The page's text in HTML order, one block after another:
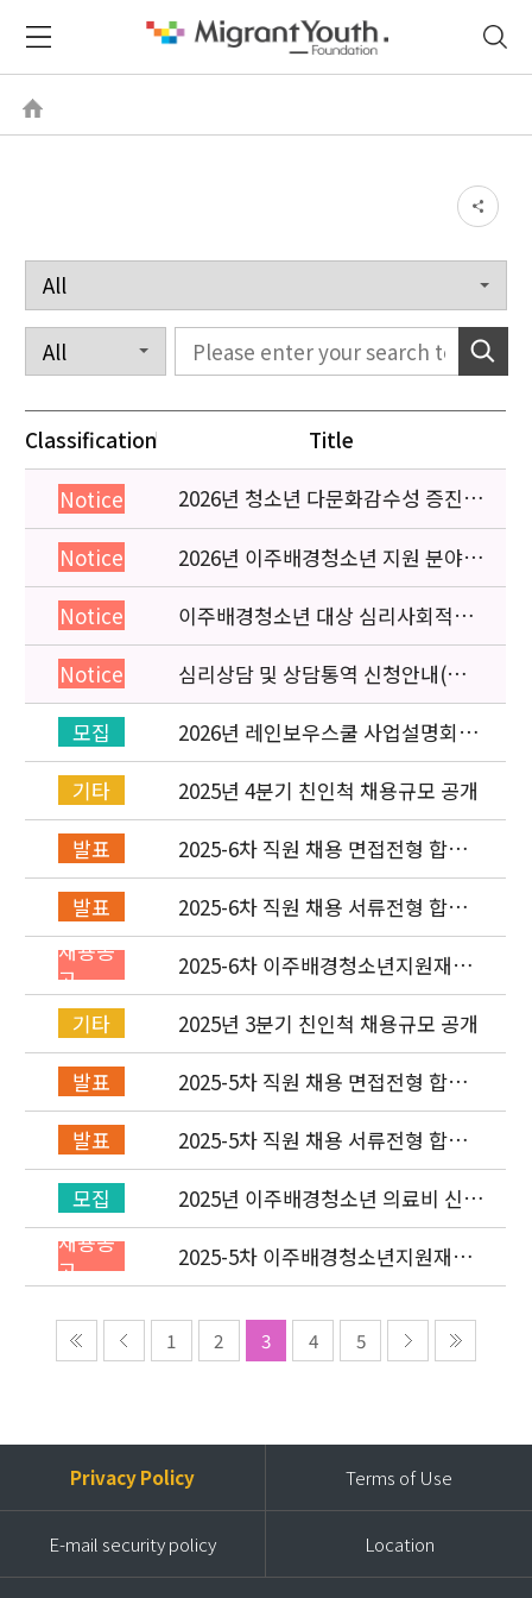
Classification Title
Notice
2026년 청소년 다문화감수성 증진
프로그램 「다가감」신청기관 안내
Notice
2026년 이주배경청소년 지원 분야
종사자 역량강화 교육 일정 안내
Notice
이주배경청소년 대상 심리사회적응
검사 연수동영상 개편 안내
Notice
심리상담 및 상담통역 신청안내(의뢰
서첨부)
모집
2026년 레인보우스쿨 사업설명회(온
라인) 안내
기타
2025년 4분기 친인척 채용규모 공개
발표
2025-6차 직원 채용 면접전형 합격
자 발표 및 적격심사 안내
발표
2025-6차 직원 채용 서류전형 합격
자 발표 및 면접전형 안내
채용공
고
2025-6차 이주배경청소년지원재단
직원(기획운영실) 채용공고
(~11/16)
기타
2025년 3분기 친인척 채용규모 공개
발표
2025-5차 직원 채용 면접전형 합격
자 발표 및 적격심사 안내
발표
2025-5차 직원 채용 서류전형 합격
자 발표 및 면접전형 안내
모집
2025년 이주배경청소년 의료비 신청
(3차) 안내
채용공
고
2025-5차 이주배경청소년지원재단
직원(개발협력부) 채용공고 (~9/14)
1 2 3 4 5
Privacy Policy Terms of Use
E-mail security policy Location